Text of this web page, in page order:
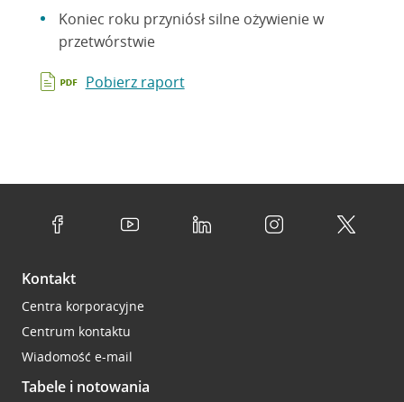
Koniec roku przyniósł silne ożywienie w
przetwórstwie
Pobierz raport
Kontakt
Centra korporacyjne
Centrum kontaktu
Wiadomość e-mail
Tabele i notowania